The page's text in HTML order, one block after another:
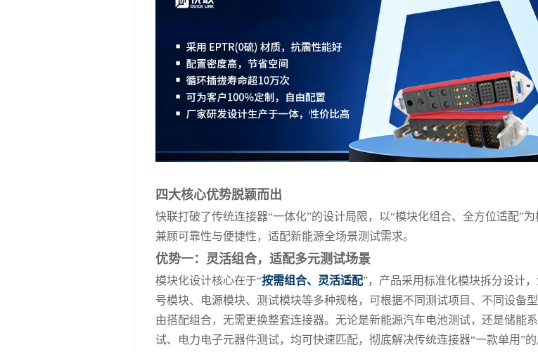
四大核心优势脱颖而出
快联打破了传统连接器“一体化”的设计局限，以“模块化组合、全方位适配”为
兼顾可靠性与便捷性，适配新能源全场景测试需求。
优势一：灵活组合，适配多元测试场景
模块化设计核心在于“按需组合、灵活适配”，产品采用标准化模块拆分设计
号模块、电源模块、测试模块等多种规格，可根据不同测试项目、不同设备
由搭配组合，无需更换整套连接器。无论是新能源汽车电池测试，还是储能
试、电力电子元器件测试，均可快速匹配，彻底解决传统连接器“一款单用”的